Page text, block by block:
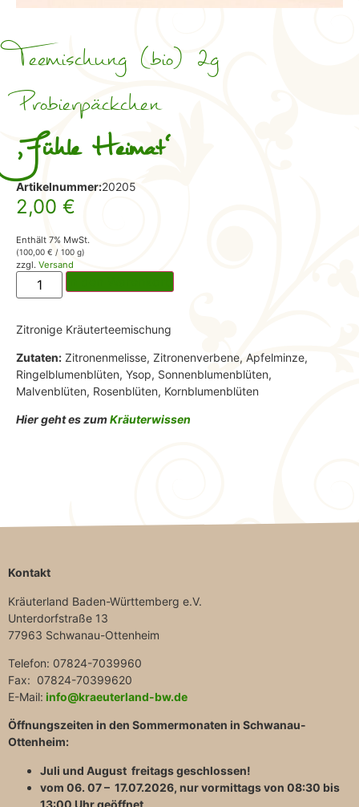
Teemischung (bio) 2g
Probierpäckchen
,Fühle Heimat‘
Artikelnummer:20205
2,00 €
Enthält 7% MwSt.
(100,00 € / 100 g)
zzgl. Versand
Zitronige Kräuterteemischung
Zutaten: Zitronenmelisse, Zitronenverbene, Apfelminze,
Ringelblumenblüten, Ysop, Sonnenblumenblüten,
Malvenblüten, Rosenblüten, Kornblumenblüten
Hier geht es zumKräuterwissen
Kontakt
Kräuterland Baden-Württemberg e.V.
Unterdorfstraße 13
77963 Schwanau-Ottenheim
Telefon: 07824-7039960
Fax: 07824-70399620
E-Mail: info@kraeuterland-bw.de
Öffnungszeiten in den Sommermonaten in Schwanau-
Ottenheim:
Juli und August freitags geschlossen!
vom 06. 07 – 17.07.2026, nur vormittags von 08:30 bis
13:00 Uhr geöffnet